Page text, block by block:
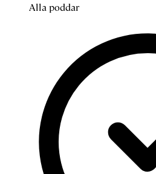
Alla poddar